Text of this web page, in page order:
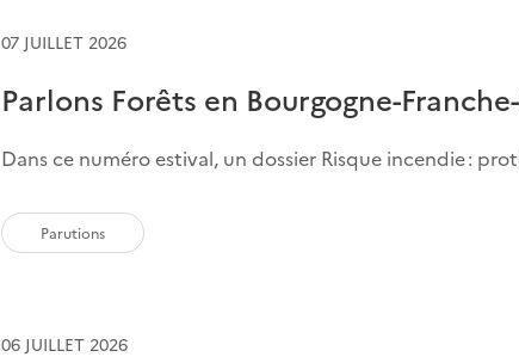
07 JUILLET 2026
Parlons Forêts en Bourgogne-
Dans ce numéro estival, un dossier Risque incendie :
Parutions
06 JUILLET 2026